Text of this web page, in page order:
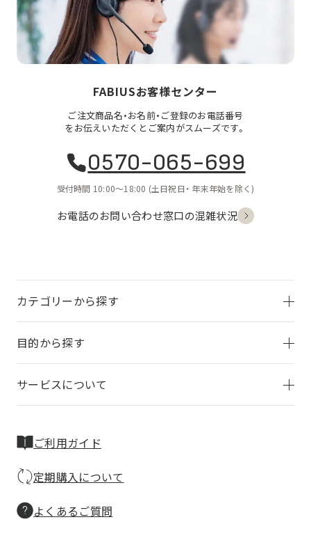
FABIUSお客様センター
ご注文商品名・お名前・ご登録のお電話番号
をお伝えいただくとご案内がスムーズです。
0570-065-699
受付時間 10:00〜18:00 (土日祝日・ 年末年始を除く)
お電話のお問い合わせ窓口の混雑状況
カテゴリーから探す
目的から探す
サービスについて
ご利用ガイド
定期購入について
よくあるご質問